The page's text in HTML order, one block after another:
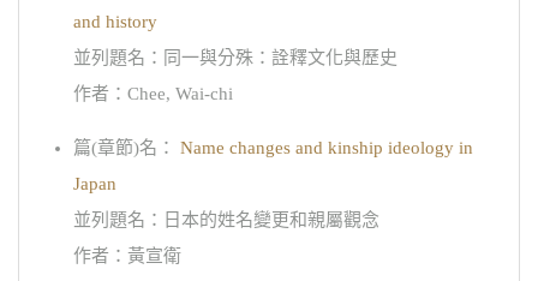
and history
並列題名：同一與分殊：詮釋文化與歷史
作者：Chee, Wai-chi
篇(章節)名：
Name changes and kinship ideology in
Japan
並列題名：日本的姓名變更和親屬觀念
作者：黃宣衛